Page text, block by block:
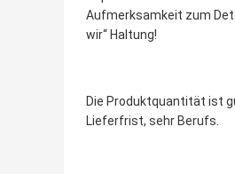
Aufmerksamkeit zum
wir“ Haltung!
Die Produktquantität ist
Lieferfrist, sehr Berufs.